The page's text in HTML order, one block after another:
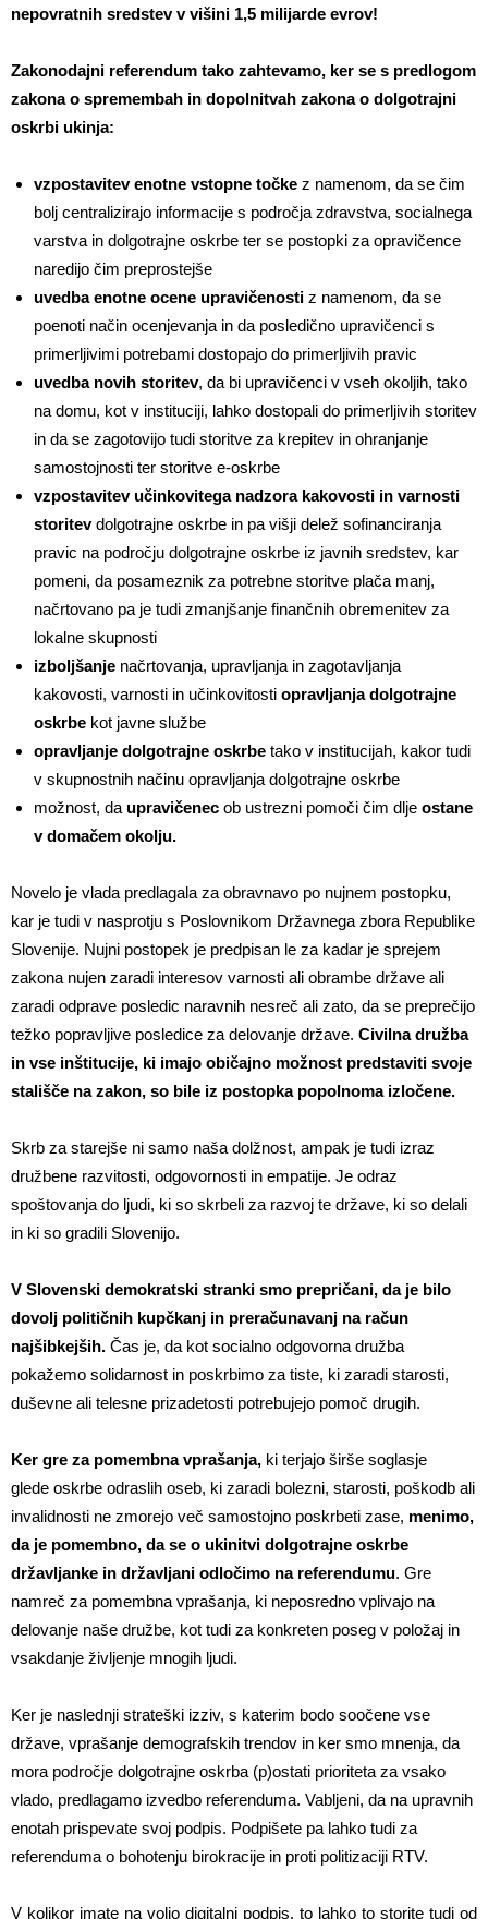
nepovratnih sredstev v višini 1,5 milijarde evrov!
Zakonodajni referendum tako zahtevamo, ker se s predlogom
zakona o spremembah in dopolnitvah zakona o dolgotrajni
oskrbi ukinja:
vzpostavitev enotne vstopne točke z namenom, da se čim
bolj centralizirajo informacije s področja zdravstva, socialnega
varstva in dolgotrajne oskrbe ter se postopki za opravičence
naredijo čim preprostejše
uvedba enotne ocene upravičenosti z namenom, da se
poenoti način ocenjevanja in da posledično upravičenci s
primerljivimi potrebami dostopajo do primerljivih pravic
uvedba novih storitev, da bi upravičenci v vseh okoljih, tako
na domu, kot v instituciji, lahko dostopali do primerljivih storitev
in da se zagotovijo tudi storitve za krepitev in ohranjanje
samostojnosti ter storitve e-oskrbe
vzpostavitev učinkovitega nadzora kakovosti in varnosti
storitevdolgotrajne oskrbe in pa višji delež sofinanciranja
pravic na področju dolgotrajne oskrbe iz javnih sredstev, kar
pomeni, da posameznik za potrebne storitve plača manj,
načrtovano pa je tudi zmanjšanje finančnih obremenitev za
lokalne skupnosti
izboljšanje načrtovanja, upravljanja in zagotavljanja
kakovosti, varnosti in učinkovitosti opravljanja dolgotrajne
oskrbe kot javne službe
opravljanje dolgotrajne oskrbe tako v institucijah, kakor tudi
v skupnostnih načinu opravljanja dolgotrajne oskrbe
možnost, da upravičenec ob ustrezni pomoči čim dlje ostane
v domačem okolju.
Novelo je vlada predlagala za obravnavo po nujnem postopku,
kar je tudi v nasprotju s Poslovnikom Državnega zbora Republike
Slovenije. Nujni postopek je predpisan le za kadar je sprejem
zakona nujen zaradi interesov varnosti ali obrambe države ali
zaradi odprave posledic naravnih nesreč ali zato, da se preprečijo
težko popravljive posledice za delovanje države. Civilna družba
in vse inštitucije, ki imajo običajno možnost predstaviti svoje
stališče na zakon, so bile iz postopka popolnoma izločene.
Skrb za starejše ni samo naša dolžnost, ampak je tudi izraz
družbene razvitosti, odgovornosti in empatije. Je odraz
spoštovanja do ljudi, ki so skrbeli za razvoj te države, ki so delali
in ki so gradili Slovenijo.
V Slovenski demokratski stranki smo prepričani, da je bilo
dovolj političnih kupčkanj in preračunavanj na račun
najšibkejših. Čas je, da kot socialno odgovorna družba
pokažemo solidarnost in poskrbimo za tiste, ki zaradi starosti,
duševne ali telesne prizadetosti potrebujejo pomoč drugih.
Ker gre za pomembna vprašanja, ki terjajo širše soglasje
glede oskrbe odraslih oseb, ki zaradi bolezni, starosti, poškodb ali
invalidnosti ne zmorejo več samostojno poskrbeti zase, menimo,
da je pomembno, da se o ukinitvi dolgotrajne oskrbe
državljanke in državljani odločimo na referendumu. Gre
namreč za pomembna vprašanja, ki neposredno vplivajo na
delovanje naše družbe, kot tudi za konkreten poseg v položaj in
vsakdanje življenje mnogih ljudi.
Ker je naslednji strateški izziv, s katerim bodo soočene vse
države, vprašanje demografskih trendov in ker smo mnenja, da
mora področje dolgotrajne oskrba (p)ostati prioriteta za vsako
vlado, predlagamo izvedbo referenduma. Vabljeni, da na upravnih
enotah prispevate svoj podpis. Podpišete pa lahko tudi za
referenduma o bohotenju birokracije in proti politizaciji RTV.
V kolikor imate na voljo digitalni podpis, to lahko to storite tudi od